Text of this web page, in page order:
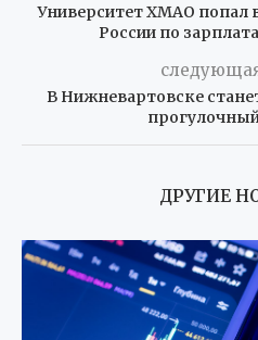
Университет ХМАО попал
России по
В Нижневартовске
ДРУГИЕ